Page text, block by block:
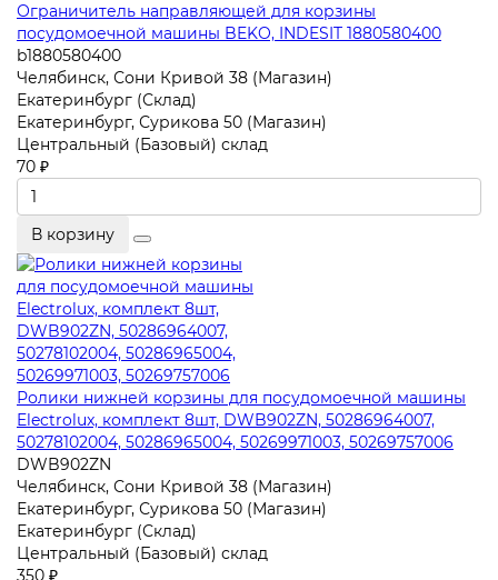
Ограничитель направляющей для корзины
посудомоечной машины BEKO, INDESIT 1880580400
b1880580400
Челябинск, Сони Кривой 38 (Магазин)
Екатеринбург (Склад)
Екатеринбург, Сурикова 50 (Магазин)
Центральный (Базовый) склад
70 ₽
В корзину
Ролики нижней корзины для посудомоечной машины
Electrolux, комплект 8шт, DWB902ZN, 50286964007,
50278102004, 50286965004, 50269971003, 50269757006
DWB902ZN
Челябинск, Сони Кривой 38 (Магазин)
Екатеринбург, Сурикова 50 (Магазин)
Екатеринбург (Склад)
Центральный (Базовый) склад
350 ₽